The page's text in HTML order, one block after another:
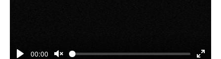
00:00